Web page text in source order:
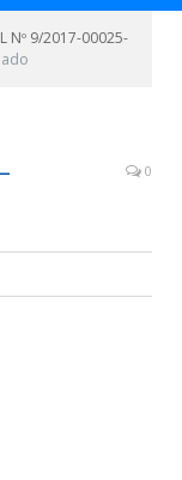
Nº 9/2017-00025-
0